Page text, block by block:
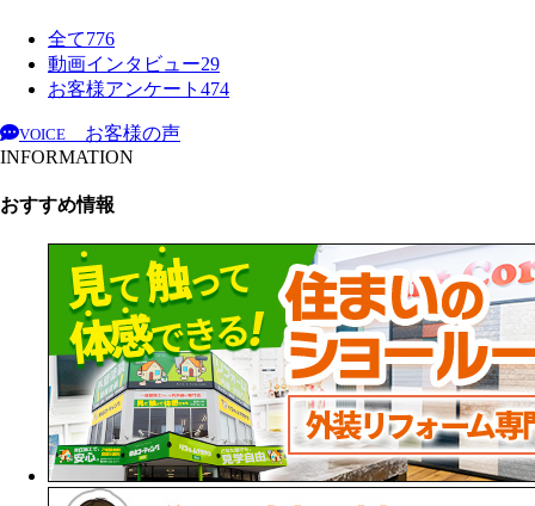
全て776
動画インタビュー29
お客様アンケート 474
VOICE
お客様の声
INFORMATION
おすすめ情報